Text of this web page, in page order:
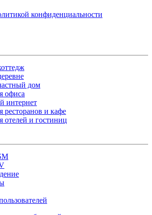
конфиденциальности
дом
офиса
интернет
ресторанов и кафе
отелей и гостиниц